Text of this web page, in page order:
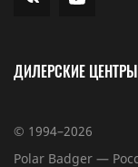
ДИЛЕРСКИЕ ЦЕНТРЫ
© 1994–2026
Polar Badger —